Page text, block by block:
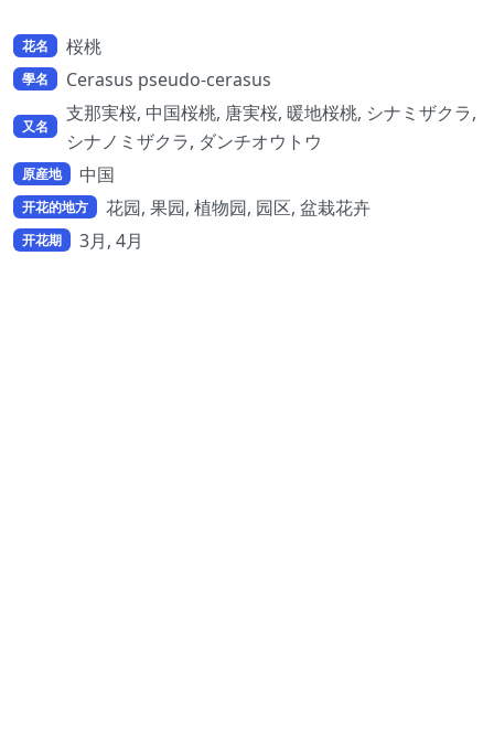
花名 桜桃
學名 Cerasus pseudo-cerasus
又名
支那実桜, 中国桜桃, 唐実桜, 暖地桜桃, シナミザクラ,
シナノミザクラ, ダンチオウトウ
原産地 中国
开花的地方 花园, 果园, 植物园, 园区, 盆栽花卉
开花期 3月, 4月